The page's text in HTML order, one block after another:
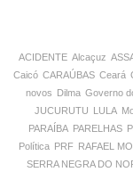
ACIDENTE Alcaçuz
Caicó CARAÚBAS Ceará
novos Dilma Governo
JUCURUTU LULA
PARAÍBA PARELHAS
Política PRF RAFAEL
SERRA NEGRA DO